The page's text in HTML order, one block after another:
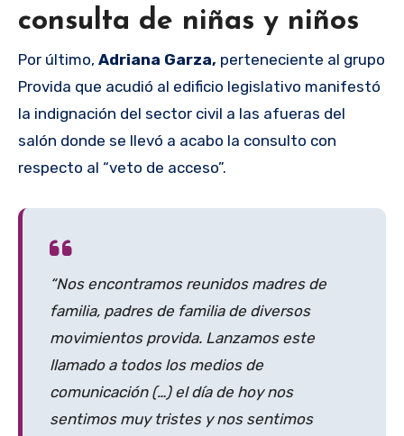
consulta de niñas y niños
Por último, Adriana Garza, perteneciente al grupo
Provida que acudió al edificio legislativo manifestó
la indignación del sector civil a las afueras del
salón donde se llevó a acabo la consulto con
respecto al “veto de acceso”.
“Nos encontramos reunidos madres de
familia, padres de familia de diversos
movimientos provida. Lanzamos este
llamado a todos los medios de
comunicación (…) el día de hoy nos
sentimos muy tristes y nos sentimos